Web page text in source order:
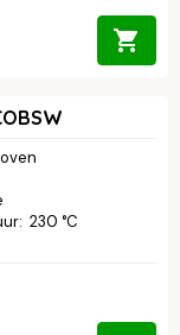
: 230 °C